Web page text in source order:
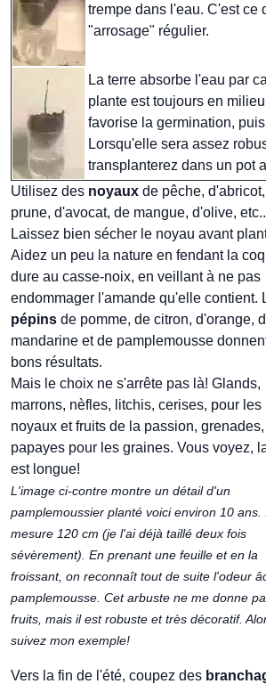
trempe dans l'eau. C'est ce
"arrosage" régulier.
La terre absorbe l'eau par
plante est toujours en
favorise la germination,
Lorsqu'elle sera assez
transplanterez dans un pot
Utilisez des noyaux de pêche,
prune, d'avocat, de mangue, d'olive,
Laissez bien sécher le noyau avant
Aidez un peu la nature en fendant la
dure au casse-noix, en veillant à ne pas
endommager l'amande qu'elle contient.
pépins de pomme, de citron, d'orange,
mandarine et de pamplemousse
bons résultats.
Mais le choix ne s'arrête pas là! Glands,
marrons, nèfles, litchis, cerises, pour les
noyaux et fruits de la passion, grenades,
papayes pour les graines. Vous voyez,
est longue!
L'image ci-contre montre un détail d'un
pamplemoussier planté voici environ 10 ans.
mesure 120 cm (je l'ai déjà taillé deux fois
sévèrement). En prenant une feuille et en la
froissant, on reconnaît tout de suite l'odeur
pamplemousse. Cet arbuste ne me donne
fruits, mais il est robuste et très décoratif.
suivez mon exemple!
Vers la fin de l'été, coupez des